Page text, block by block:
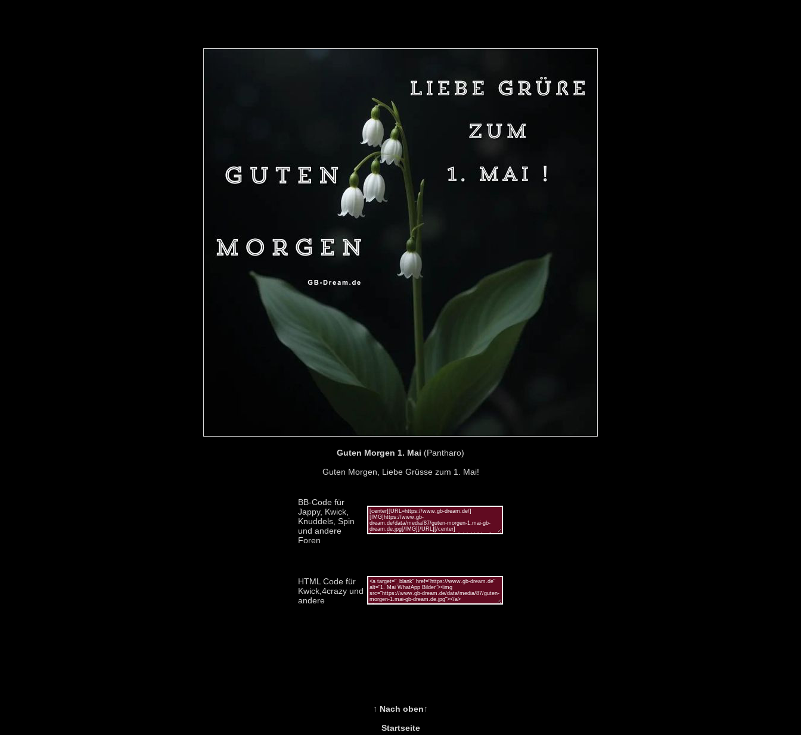
Guten Morgen 1. Mai (Pantharo)
Guten Morgen, Liebe Grüsse zum 1. Mai!
BB-Code für
Jappy, Kwick,
Knuddels, Spin
und andere
Foren
HTML Code für
Kwick,4crazy und
andere
↑ Nach oben↑
Startseite